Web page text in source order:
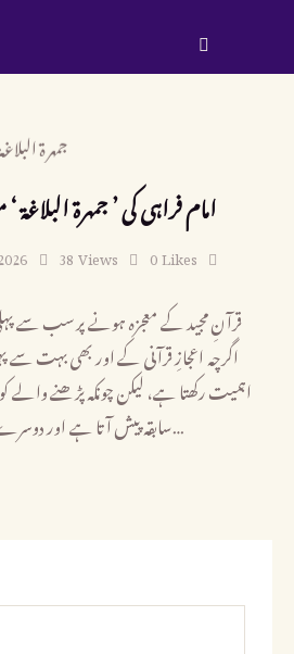
امام فراہی کی ’ جمهرة
38Views 0Likes
قرآنِ مجید کے معجزہ ہونے پر سب سے
اگرچہ اعجازِ قرآنی کے اور بھی بہت سے
اہمیت رکھتا ہے، لیکن چونکہ پڑھنے
سابقہ پیش آتا ہے اور دوسرے پہلوؤں کی طرف بعد میں نظر…